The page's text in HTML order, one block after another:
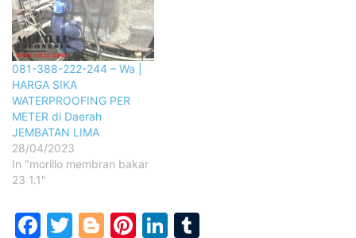
081-388-222-244 – Wa |
HARGA SIKA
WATERPROOFING PER
METER di Daerah
JEMBATAN LIMA
28/04/2023
In "morillo membran bakar
23 1.1"
Facebook
Twitter
Blogger
Pinterest
LinkedIn